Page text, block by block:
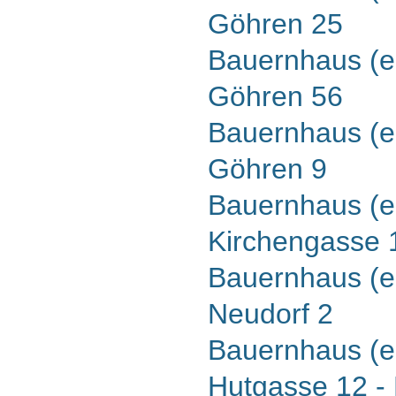
Göhren 25
Bauernhaus
Göhren 56
Bauernhaus
Göhren 9
Bauernhaus
Kirchengasse
Bauernhaus
Neudorf 2
Bauernhaus
Hutgasse 12 -